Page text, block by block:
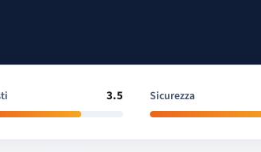
3.5 Sicurezza